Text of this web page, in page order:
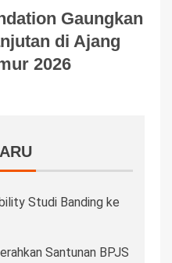
Gaungkan
di Ajang
2026
Studi Banding ke
Santunan BPJS